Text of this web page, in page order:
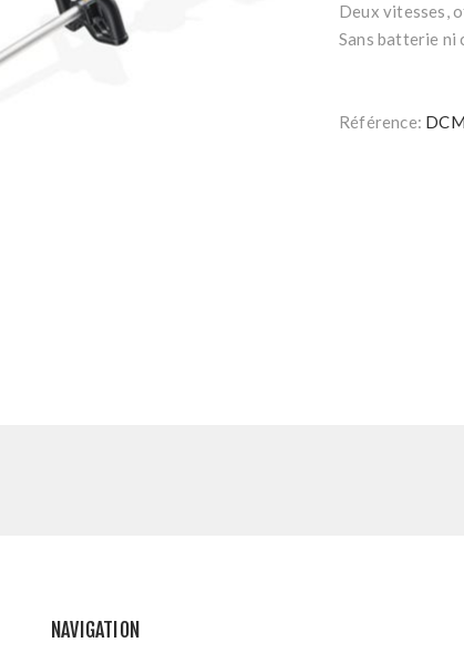
Deux vitesses,
Sans batterie ni
Référence:
NAVIGATION